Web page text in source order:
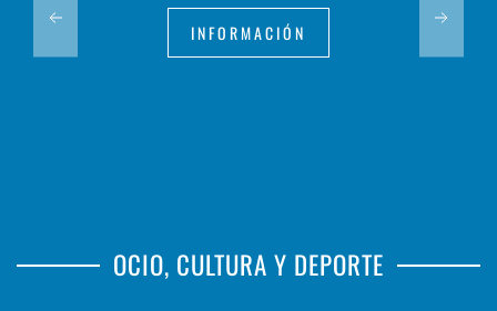
INFORMACIÓN
OCIO, CULTURA Y DEPORTE